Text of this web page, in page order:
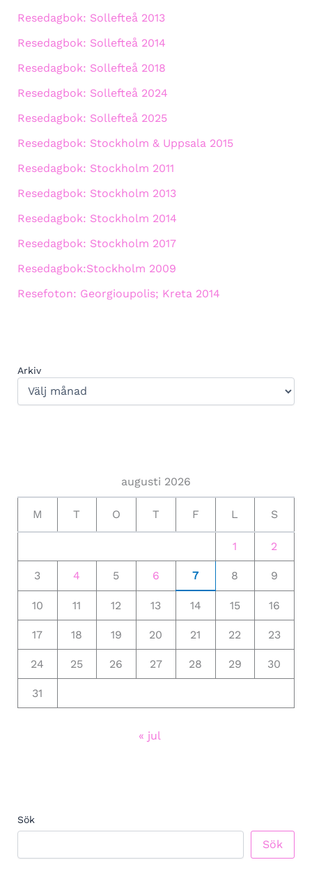
Resedagbok: Sollefteå 2013
Resedagbok: Sollefteå 2014
Resedagbok: Sollefteå 2018
Resedagbok: Sollefteå 2024
Resedagbok: Sollefteå 2025
Resedagbok: Stockholm & Uppsala 2015
Resedagbok: Stockholm 2011
Resedagbok: Stockholm 2013
Resedagbok: Stockholm 2014
Resedagbok: Stockholm 2017
Resedagbok:Stockholm 2009
Resefoton: Georgioupolis; Kreta 2014
Arkiv
augusti 2026
M T O T F L S
1 2
3 4 5 6 7 8 9
10 11 12 13 14 15 16
17 18 19 20 21 22 23
24 25 26 27 28 29 30
31
« jul
Sök
Sök